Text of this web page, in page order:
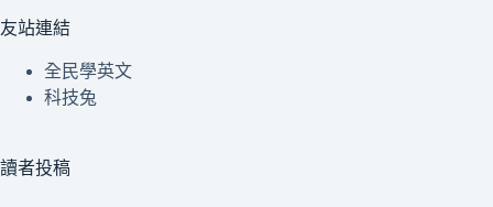
友站連結
全民學英文
科技兔
讀者投稿